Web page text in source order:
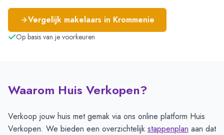
Vergelijk makelaars in Krommenie
Op basis van je voorkeuren
Waarom Huis Verkopen?
Verkoop jouw huis met gemak via ons online platform Huis
Verkopen. We bieden een overzichtelijk stappenplan aan dat